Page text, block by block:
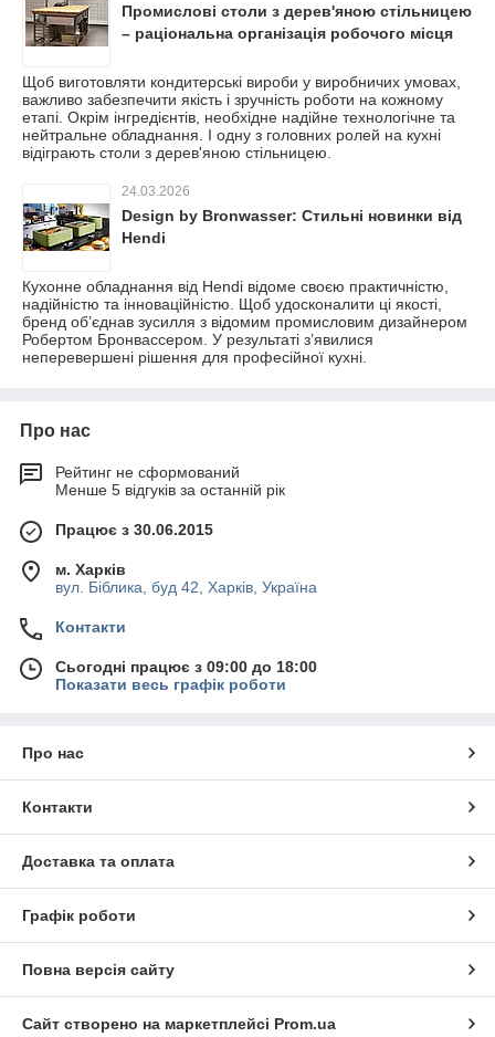
Промислові столи з дерев'яною стільницею
– раціональна організація робочого місця
Щоб виготовляти кондитерські вироби у виробничих умовах,
важливо забезпечити якість і зручність роботи на кожному
етапі. Окрім інгредієнтів, необхідне надійне технологічне та
нейтральне обладнання. І одну з головних ролей на кухні
відіграють столи з дерев'яною стільницею.
24.03.2026
Design by Bronwasser: Стильні новинки від
Hendi
Кухонне обладнання від Hendi відоме своєю практичністю,
надійністю та інноваційністю. Щоб удосконалити ці якості,
бренд об’єднав зусилля з відомим промисловим дизайнером
Робертом Бронвассером. У результаті з’явилися
неперевершені рішення для професійної кухні.
Про нас
Рейтинг не сформований
Менше 5 відгуків за останній рік
Працює з 30.06.2015
м. Харків
вул. Біблика, буд 42, Харків, Україна
Контакти
Сьогодні працює з 09:00 до 18:00
Показати весь графік роботи
Про нас
Контакти
Доставка та оплата
Графік роботи
Повна версія сайту
Сайт створено на маркетплейсі Prom.ua